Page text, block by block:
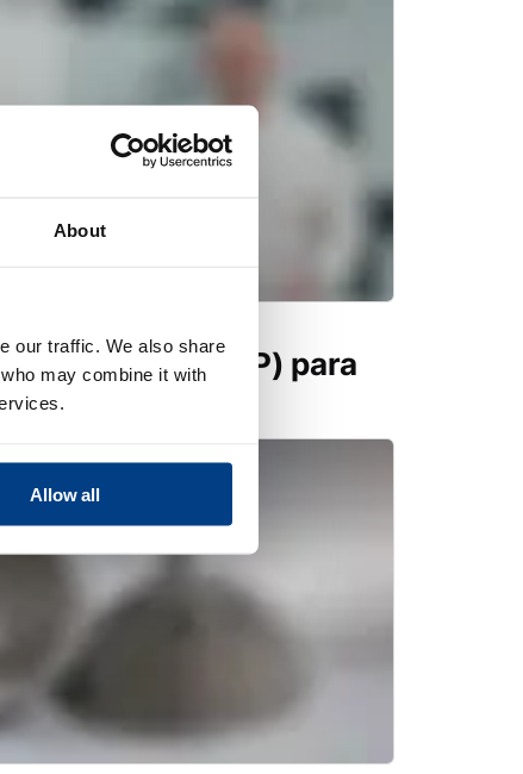
About
our traffic. We also share
may combine it with
Allow all
en caliente (HIP) para